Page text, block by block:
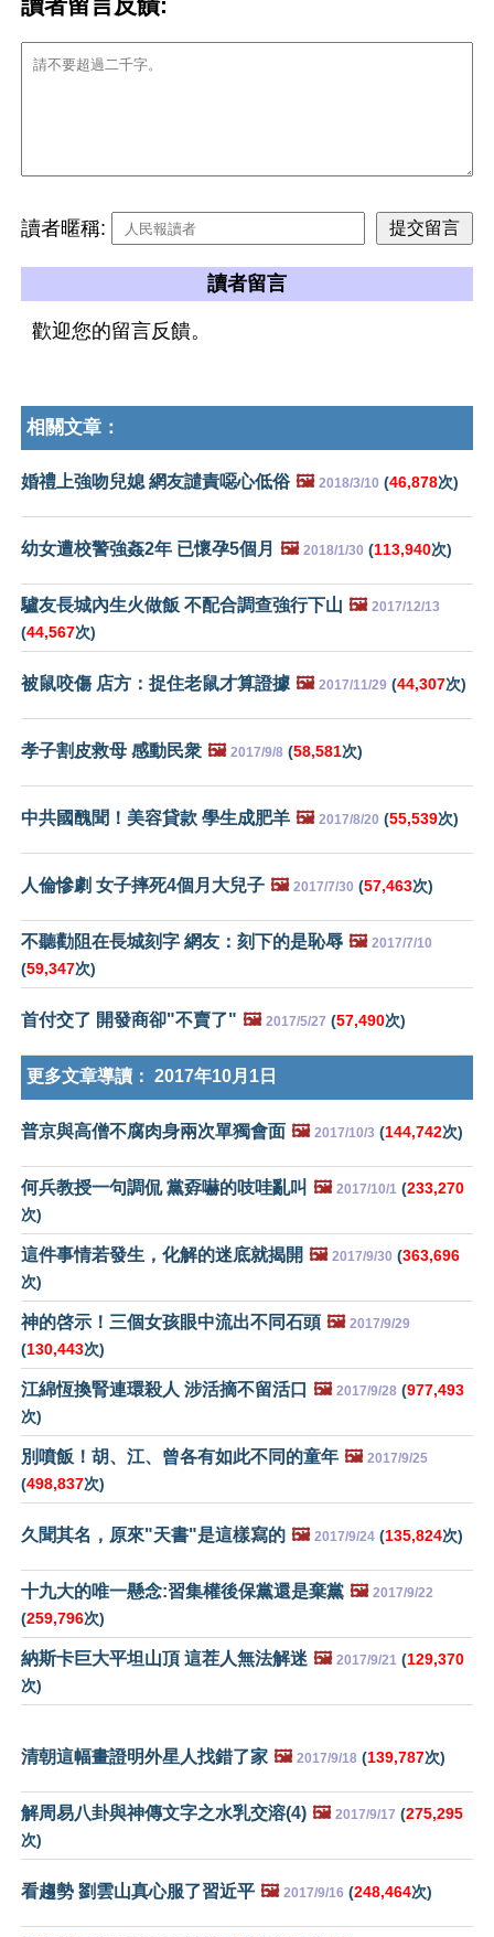
讀者暱稱:
讀者留言
歡迎您的留言反饋。
相關文章：
婚禮上強吻兒媳 網友譴責噁心低俗 🖼️ 2018/3/10 (46,878次)
幼女遭校警強姦2年 已懷孕5個月 🖼️ 2018/1/30 (113,940次)
驢友長城內生火做飯 不配合調查強行下山 🖼️ 2017/12/13
(44,567次)
被鼠咬傷 店方：捉住老鼠才算證據 🖼️ 2017/11/29 (44,307次)
孝子割皮救母 感動民衆 🖼️ 2017/9/8 (58,581次)
中共國醜聞！美容貸款 學生成肥羊 🖼️ 2017/8/20 (55,539次)
人倫慘劇 女子摔死4個月大兒子 🖼️ 2017/7/30 (57,463次)
不聽勸阻在長城刻字 網友：刻下的是恥辱 🖼️ 2017/7/10
(59,347次)
首付交了 開發商卻"不賣了" 🖼️ 2017/5/27 (57,490次)
更多文章導讀： 2017年10月1日
普京與高僧不腐肉身兩次單獨會面 🖼️ 2017/10/3 (144,742次)
何兵教授一句調侃 黨孬嚇的吱哇亂叫 🖼️ 2017/10/1 (233,270
次)
這件事情若發生，化解的迷底就揭開 🖼️ 2017/9/30 (363,696
次)
神的啓示！三個女孩眼中流出不同石頭 🖼️ 2017/9/29
(130,443次)
江綿恆換腎連環殺人 涉活摘不留活口 🖼️ 2017/9/28 (977,493
次)
別噴飯！胡、江、曾各有如此不同的童年 🖼️ 2017/9/25
(498,837次)
久聞其名，原來"天書"是這樣寫的 🖼️ 2017/9/24 (135,824次)
十九大的唯一懸念:習集權後保黨還是棄黨 🖼️ 2017/9/22
(259,796次)
納斯卡巨大平坦山頂 這茬人無法解迷 🖼️ 2017/9/21 (129,370
次)
清朝這幅畫證明外星人找錯了家 🖼️ 2017/9/18 (139,787次)
解周易八卦與神傳文字之水乳交溶(4) 🖼️ 2017/9/17 (275,295
次)
看趨勢 劉雲山真心服了習近平 🖼️ 2017/9/16 (248,464次)